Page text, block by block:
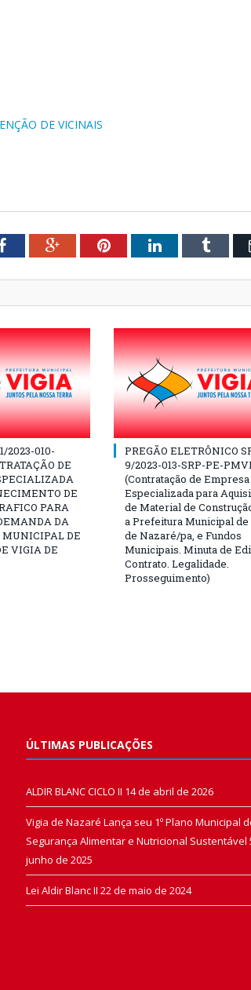
DE VICINAIS
FacebookGoogle+PinterestLinkedIn
2023-010-
DE
DE
PARA
DA
MUNICIPAL DE
VIGIA DE
PREGÃO ELETRÔNICO
9/2023-013-SRP-PE-
(Contratação de Empresa
Especializada para
de Material de
a Prefeitura Municipal
de Nazaré/pa, e Fundos
Municipais. Minuta de
Contrato. Legalidade.
Prosseguimento)
ÚLTIMAS PUBLICAÇÕES
ALDIR BLANC CICLO II 14 de abril de 2026
Vigia de Nazaré Lança seu 1º Plano Municipal
Segurança Alimentar e Nutricional Sustentável
junho de 2025
Lei Aldir Blanc II 22 de maio de 2024